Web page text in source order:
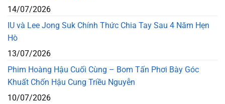
14/07/2026
IU và Lee Jong Suk Chính Thức Chia Tay Sau 4 Năm Hẹn
Hò
13/07/2026
Phim Hoàng Hậu Cuối Cùng – Bom Tấn Phơi Bày Góc
Khuất Chốn Hậu Cung Triều Nguyễn
10/07/2026